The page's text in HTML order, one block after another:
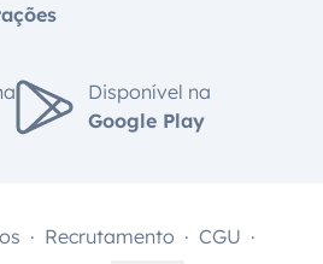
Disponível na
Google Play
Recrutamento CGU